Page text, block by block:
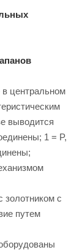
в центральном
выводится
1 = P,
золотником с
путем